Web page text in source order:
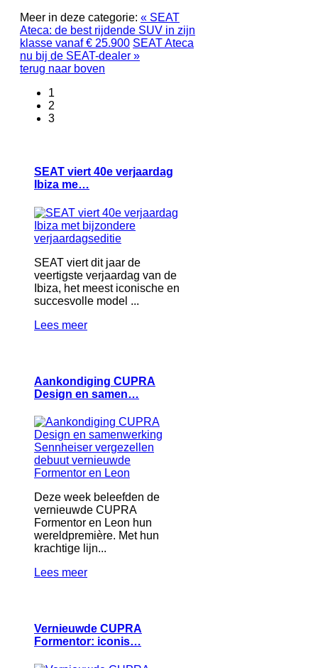
Meer in deze categorie: « SEAT
Ateca: de best rijdende SUV in zijn
klasse vanaf € 25.900 SEAT Ateca
nu bij de SEAT-dealer »
terug naar boven
1
2
3
SEAT viert 40e verjaardag
Ibiza me…
SEAT viert dit jaar de
veertigste verjaardag van de
Ibiza, het meest iconische en
succesvolle model ...
Lees meer
Aankondiging CUPRA
Design en samen…
Deze week beleefden de
vernieuwde CUPRA
Formentor en Leon hun
wereldpremière. Met hun
krachtige lijn...
Lees meer
Vernieuwde CUPRA
Formentor: iconis…